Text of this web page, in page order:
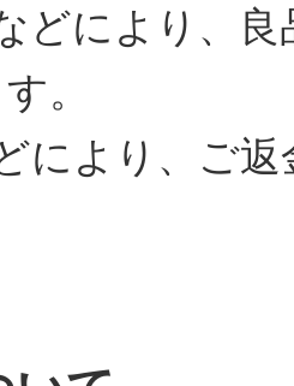
どにより、
。
により、ご